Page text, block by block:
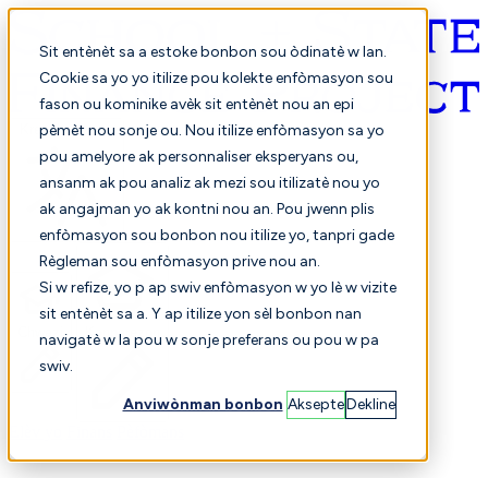
Sit entènèt sa a estoke bonbon sou òdinatè w lan.
Cookie sa yo yo itilize pou kolekte enfòmasyon sou
fason ou kominike avèk sit entènèt nou an epi
pèmèt nou sonje ou. Nou itilize enfòmasyon sa yo
pou amelyore ak personnaliser eksperyans ou,
ansanm ak pou analiz ak mezi sou itilizatè nou yo
ak angajman yo ak kontni nou an. Pou jwenn plis
enfòmasyon sou bonbon nou itilize yo, tanpri gade
Règleman sou enfòmasyon prive nou an.
Si w refize, yo p ap swiv enfòmasyon w yo lè w vizite
sit entènèt sa a. Y ap itilize yon sèl bonbon nan
navigatè w la pou w sonje preferans ou pou w pa
swiv.
Anviwònman bonbon AksepteDekline
Kreyòl ayisyen
Konparezon